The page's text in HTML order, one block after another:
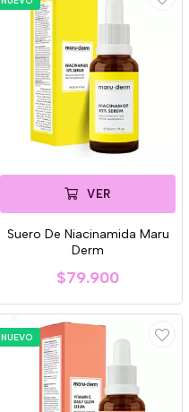
VER
Suero De Niacinamida Maru
Derm
$79.900
NUEVO